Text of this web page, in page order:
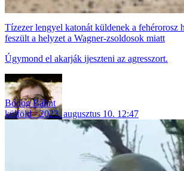
Tízezer lengyel katonát küldenek a fehérorosz
feszült a helyzet a Wagner-zsoldosok miatt
Úgymond el akarják ijeszteni az agresszort.
Bódog Bálint
külföld
2023. augusztus 10. 12:47